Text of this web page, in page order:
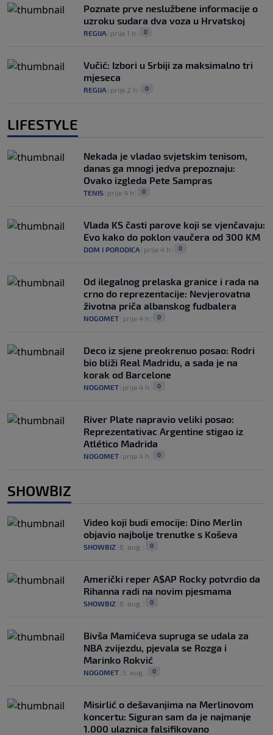
Poznate prve neslužbene informacije o
uzroku sudara dva voza u Hrvatskoj
REGIJA prije 1 h 0
Vučić: Izbori u Srbiji za maksimalno tri
mjeseca
REGIJA prije 2 h 0
LIFESTYLE
Nekada je vladao svjetskim tenisom,
danas ga mnogi jedva prepoznaju:
Ovako izgleda Pete Sampras
TENIS prije 4 h 0
Vlada KS časti parove koji se vjenčavaju:
Evo kako do poklon vaučera od 300 KM
DOM I PORODICA prije 4 h 0
Od ilegalnog prelaska granice i rada na
crno do reprezentacije: Nevjerovatna
životna priča albanskog fudbalera
NOGOMET prije 4 h 0
Deco iz sjene preokrenuo posao: Rodri
bio bliži Real Madridu, a sada je na
korak od Barcelone
NOGOMET prije 4 h 0
River Plate napravio veliki posao:
Reprezentativac Argentine stigao iz
Atlético Madrida
NOGOMET prije 4 h 0
SHOWBIZ
Video koji budi emocije: Dino Merlin
objavio najbolje trenutke s Koševa
SHOWBIZ 6. aug. 0
Američki reper A$AP Rocky potvrdio da
Rihanna radi na novim pjesmama
SHOWBIZ 6. aug. 0
Bivša Mamićeva supruga se udala za
NBA zvijezdu, pjevala se Rozga i
Marinko Rokvić
NOGOMET 5. aug. 0
Misirlić o dešavanjima na Merlinovom
koncertu: Siguran sam da je najmanje
1.000 ulaznica falsifikovano